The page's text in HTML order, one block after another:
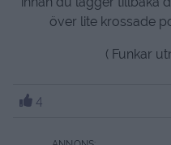
över lite krossade
( Funkar
4